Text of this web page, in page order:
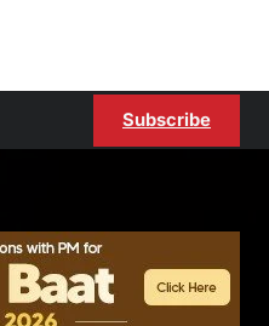
Subscribe